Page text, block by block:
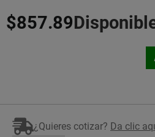
Estrellas!
$857.89
¿Quieres cotizar? Da clic